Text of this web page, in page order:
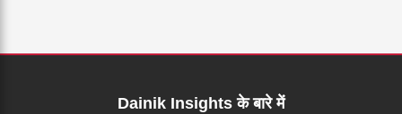
Dainik Insights के बारे में